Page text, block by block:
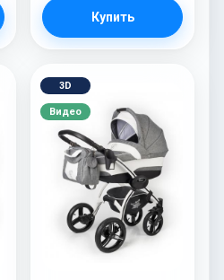
Купить
3D
Видео